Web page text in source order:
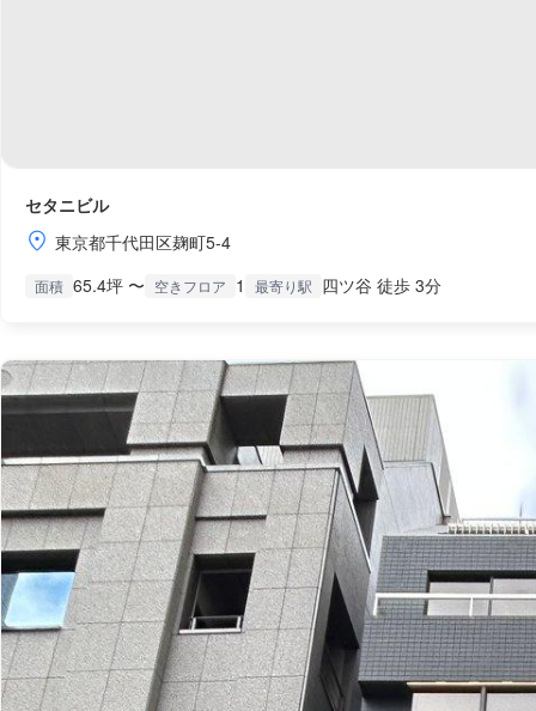
セタニビル
東京都千代田区麹町5-4
面積 65.4坪 〜 空きフロア 1 最寄り駅 四ツ谷 徒歩 3分